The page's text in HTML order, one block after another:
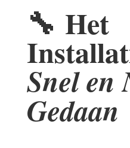
🔧 Het
Snel en
Gedaan